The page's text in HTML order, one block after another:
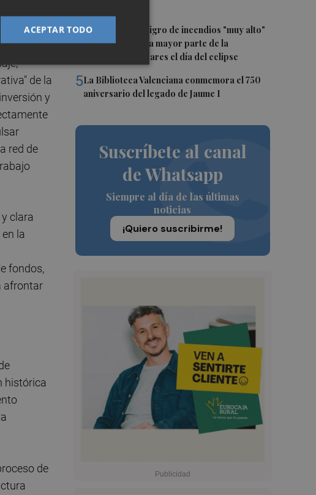
4Aemet prevé peligro de incendios "muy alto"
o "extremo" en la mayor parte de la
Península y Baleares el día del eclipse
5La Biblioteca Valenciana conmemora el 750
aniversario del legado de Jaume I
Suscríbete al canal
de Whatsapp
Siempre al día de las últimas
noticias
¡Quiero suscribirme!
"una
de la
y
red de
clara
la
fondos,
afrontar
histórica
de
ACEPTAR TODO